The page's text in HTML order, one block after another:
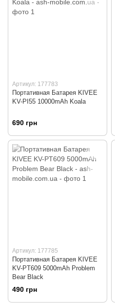
Артикул: 177783
Портативная Батарея KIVEE
KV-PI55 10000mAh Koala
690 грн
Артикул: 177785
Портативная Батарея KIVEE
KV-PT609 5000mAh Problem
Bear Black
490 грн